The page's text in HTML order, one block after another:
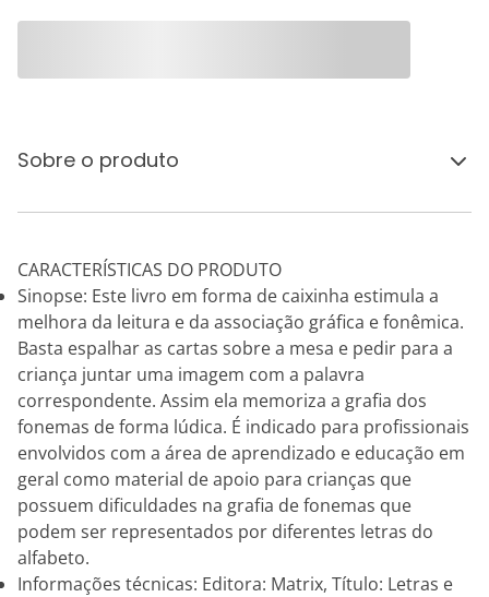
Sobre o produto
CARACTERÍSTICAS DO PRODUTO
Sinopse: Este livro em forma de caixinha estimula a
melhora da leitura e da associação gráfica e fonêmica.
Basta espalhar as cartas sobre a mesa e pedir para a
criança juntar uma imagem com a palavra
correspondente. Assim ela memoriza a grafia dos
fonemas de forma lúdica. É indicado para profissionais
envolvidos com a área de aprendizado e educação em
geral como material de apoio para crianças que
possuem dificuldades na grafia de fonemas que
podem ser representados por diferentes letras do
alfabeto.
Informações técnicas: Editora: Matrix, Título: Letras e